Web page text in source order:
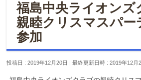
福島中央ライオンズ
親睦クリスマスパー
参加
投稿日 : 2019年12月20日 最終更新日時 : 2019年12月